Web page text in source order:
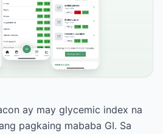
ay may glycemic index na
pagkaing mababa GI. Sa